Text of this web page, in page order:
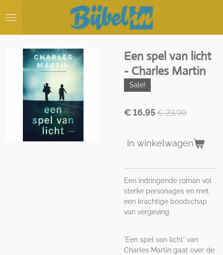
direct
hoofdinhoud
Een spel van licht
- Charles Martin
Sale!
€ 16,95 € 23,99
In winkelwagen
Een indringende roman vol
sterke personages en met
een krachtige boodschap
van vergeving.
'Een spel van licht' van
Charles Martin gaat over de